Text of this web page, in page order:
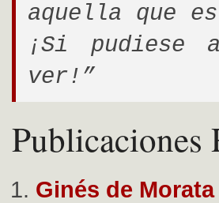
aquella que
¡Si pudiese
ver!”
Publicaciones
Ginés de Morata